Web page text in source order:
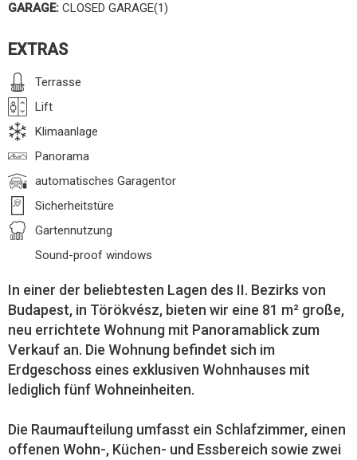
GARAGE: CLOSED GARAGE(1)
EXTRAS
Terrasse
Lift
Klimaanlage
Panorama
automatisches Garagentor
Sicherheitstüre
Gartennutzung
Sound-proof windows
In einer der beliebtesten Lagen des II. Bezirks von
Budapest, in Törökvész, bieten wir eine 81 m² große,
neu errichtete Wohnung mit Panoramablick zum
Verkauf an. Die Wohnung befindet sich im
Erdgeschoss eines exklusiven Wohnhauses mit
lediglich fünf Wohneinheiten.
Die Raumaufteilung umfasst ein Schlafzimmer, einen
offenen Wohn-, Küchen- und Essbereich sowie zwei